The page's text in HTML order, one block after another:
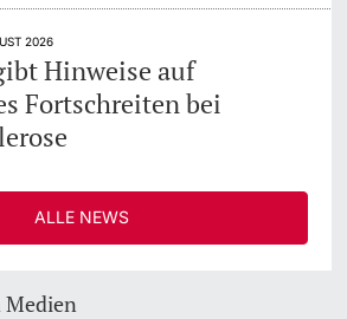
2026
Hinweise auf
Fortschreiten bei
ALLE NEWS